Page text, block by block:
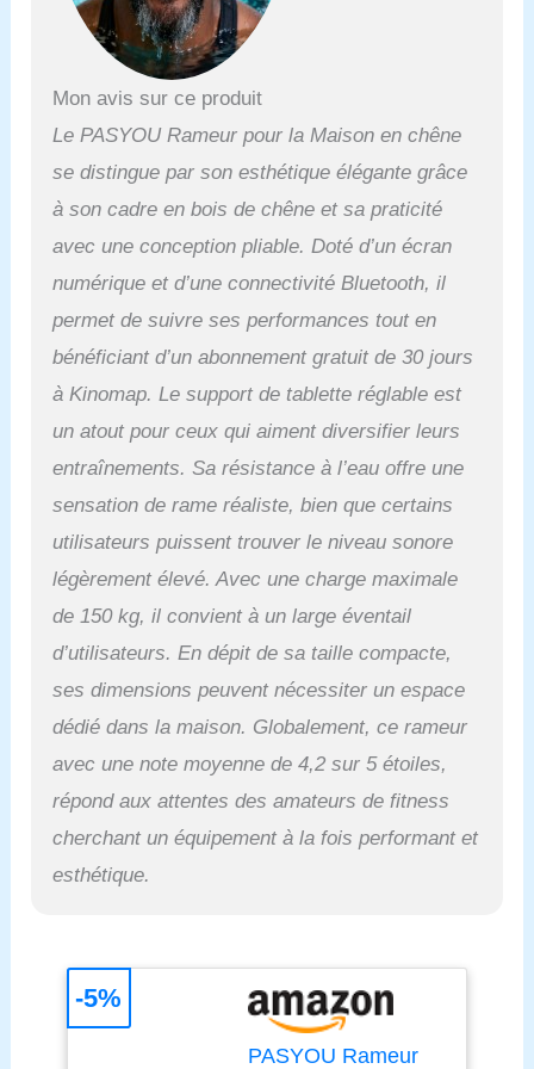
rend adapté aux
rameur est fabriqué en
bois massif de chêne de
FSC et présente une
excellente durabilité
Réservoir d'eau de 14
litres : le rameur
d'intérieur dispose d'un
litres qui assure une
résistance uniforme pour
et efficace. Équipé de
pales de rotor agrandies
d'eau, afin que vous
puissiez augmenter ou
la résistance Moniteur
Bluetooth pour un suivi
progression fitness avec
le moniteur Bluetooth,
compatible avec
KINOMAP et d'autres
applications de fitness Ne
vous inquiétez pas : nous
offrons une garantie de 1
an et un service après-
vente professionnel à vie.
Nous vous répondrons
nous contacter en cas de
questions ou de
problèmes
Mon avis sur ce produit
Le PASYOU Rameur pour la Maison en chêne
se distingue par son esthétique élégante grâce
à son cadre en bois de chêne et sa praticité
avec une conception pliable. Doté d’un écran
numérique et d’une connectivité Bluetooth, il
permet de suivre ses performances tout en
bénéficiant d’un abonnement gratuit de 30 jours
à Kinomap. Le support de tablette réglable est
un atout pour ceux qui aiment diversifier leurs
entraînements. Sa résistance à l’eau offre une
sensation de rame réaliste, bien que certains
utilisateurs puissent trouver le niveau sonore
légèrement élevé. Avec une charge maximale
de 150 kg, il convient à un large éventail
d’utilisateurs. En dépit de sa taille compacte,
ses dimensions peuvent nécessiter un espace
dédié dans la maison. Globalement, ce rameur
avec une note moyenne de 4,2 sur 5 étoiles,
répond aux attentes des amateurs de fitness
cherchant un équipement à la fois performant et
esthétique.
PASYOU Rameur
-5%